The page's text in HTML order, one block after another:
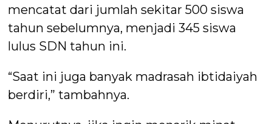
mencatat dari jumlah sekitar 500 siswa
tahun sebelumnya, menjadi 345 siswa
lulus SDN tahun ini.
“Saat ini juga banyak madrasah ibtidaiyah
berdiri,” tambahnya.